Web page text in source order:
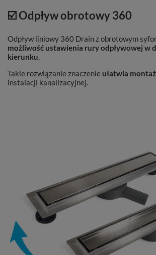
☑️ Odpływ obrotowy 360
Odpływ liniowy 360 Drain z obrotowym
możliwość ustawienia rury odpływowej w
kierunku
Takie rozwiązanie znaczenie ułatwia montaż
instalacji kanalizacyjnej.